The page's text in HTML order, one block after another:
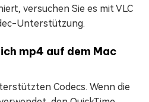
versuchen Sie es mit VLC
Unterstützung.
mp4 auf dem Mac
Codecs. Wenn die